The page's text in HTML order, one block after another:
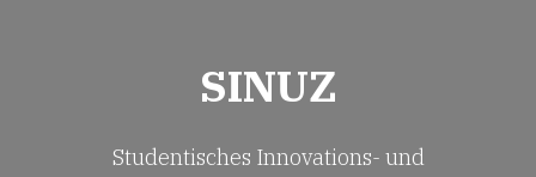
SINUZ
Studentisches Innovations- und